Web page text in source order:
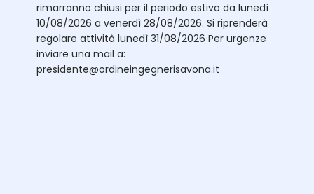
rimarranno chiusi per il periodo estivo da lunedì
10/08/2026 a venerdì 28/08/2026. Si riprenderà
regolare attività lunedì 31/08/2026 Per urgenze
inviare una mail a:
presidente@ordineingegnerisavona.it